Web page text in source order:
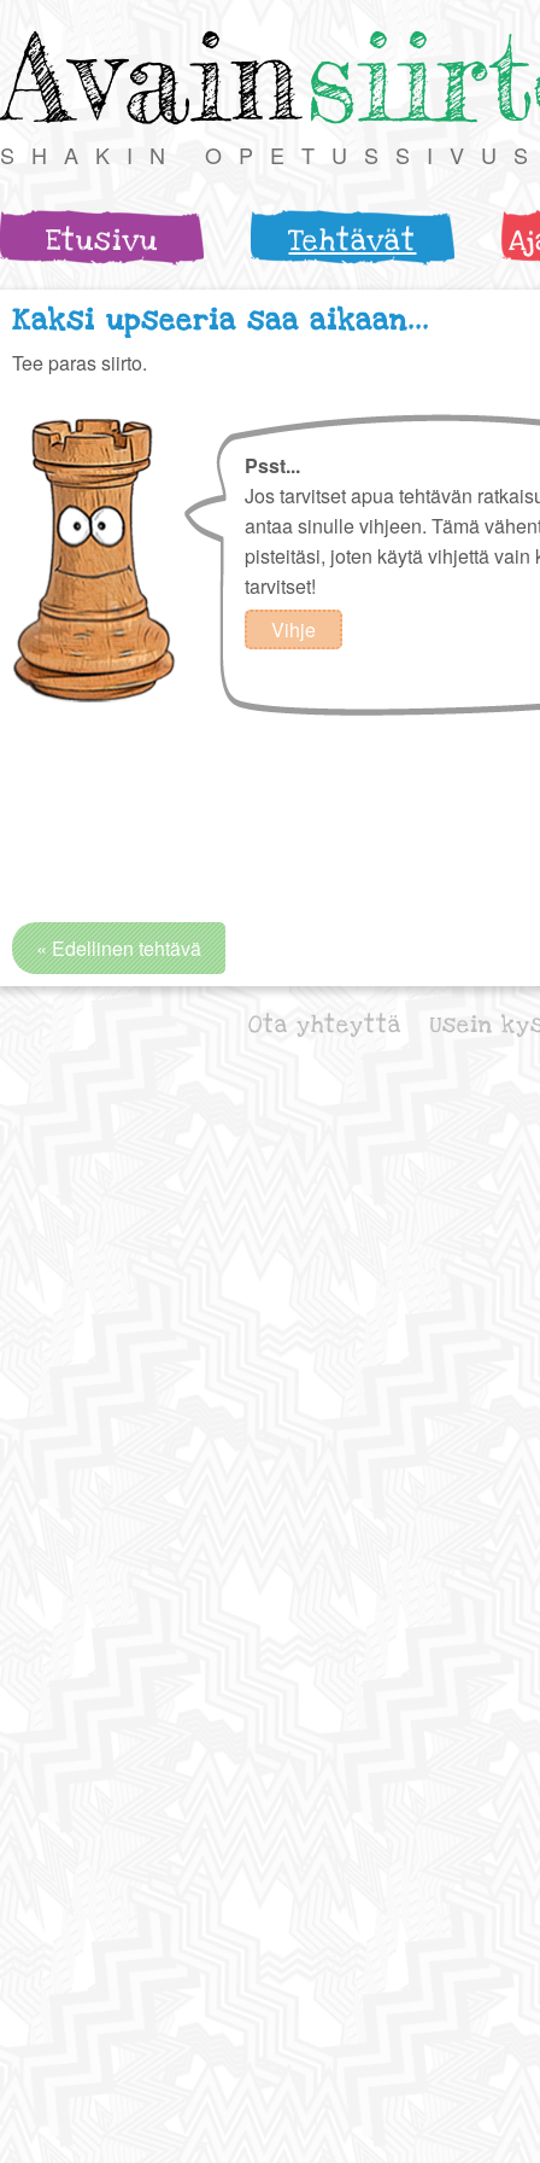
Avain
SHAKIN
Etusivu Tehtävät
Kaksi upseeria saa aikaan...
Tee paras siirto.
Psst...
Jos tarvitset apua tehtävän
antaa sinulle vihjeen. Tämä
pisteitäsi, joten käytä vihjettä vain
tarvitset!
Vihje
« Edellinen tehtävä
Ota yhteyttä Usein